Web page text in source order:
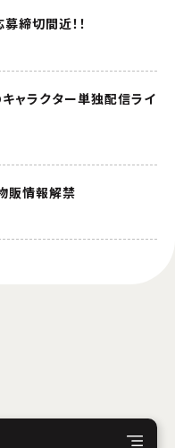
締切間近！！
ャラクター単独配信ライ
販情報解禁